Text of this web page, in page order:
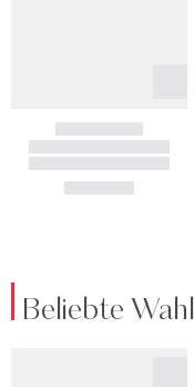
Beliebte Wahl